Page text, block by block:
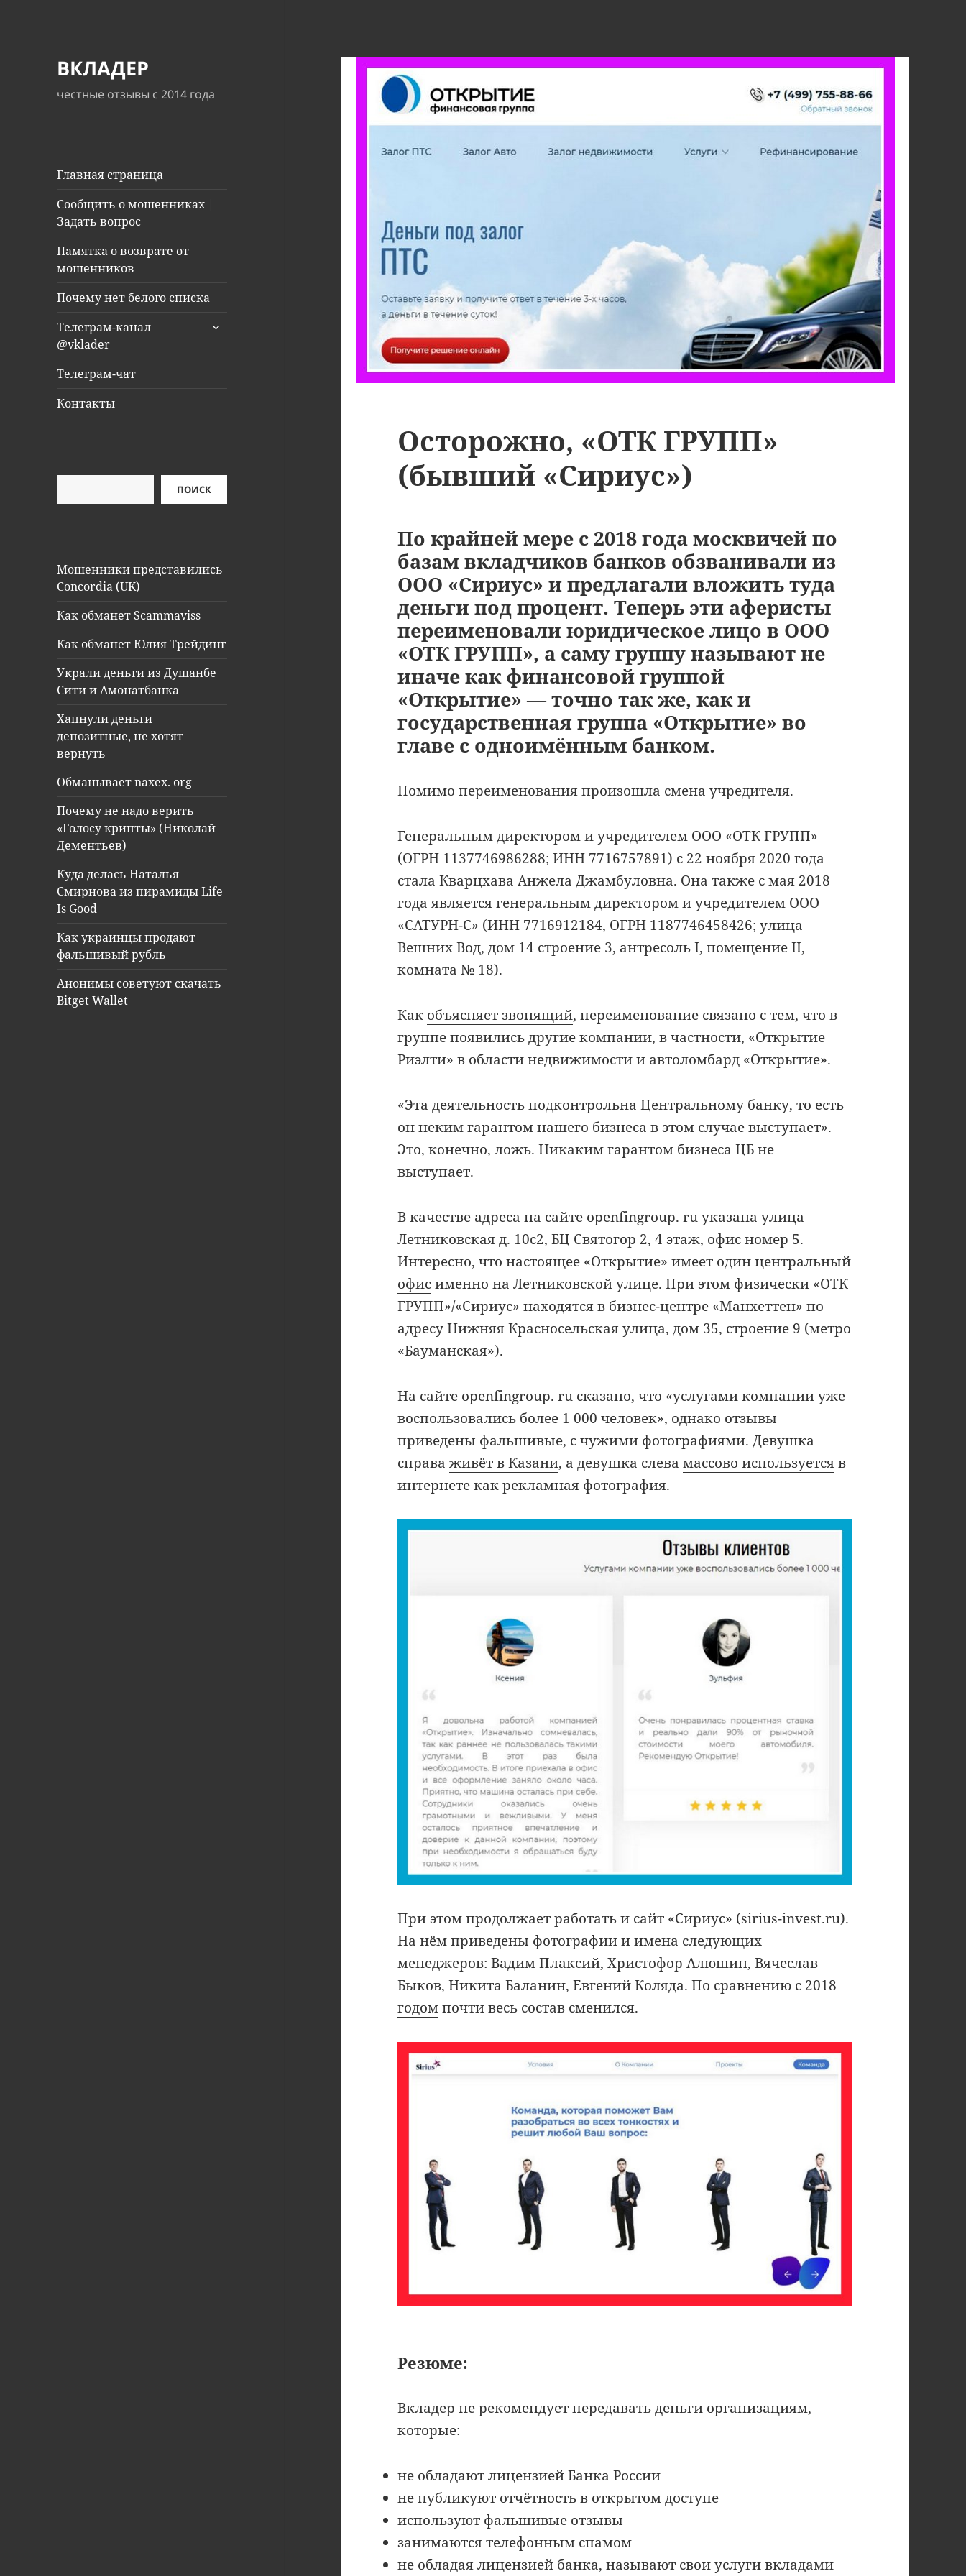
ВКЛАДЕР
честные отзывы с 2014 года
Главная страница
Сообщить о мошенниках |
Задать вопрос
Памятка о возврате от
мошенников
Почему нет белого списка
Телеграм-канал
@vklader
раскрыть
Телеграм-чат
Контакты
ПОИСК
Мошенники представились
Concordia (UK)
Как обманет Scammaviss
Как обманет Юлия Трейдинг
Украли деньги из Душанбе
Сити и Амонатбанка
Хапнули деньги
депозитные, не хотят
вернуть
Обманывает naxex. org
Почему не надо верить
«Голосу крипты» (Николай
Дементьев)
Куда делась Наталья
Смирнова из пирамиды Life
Is Good
Как украинцы продают
фальшивый рубль
Анонимы советуют скачать
Bitget Wallet
Осторожно, «ОТК ГРУПП»
(бывший «Сириус»)
По крайней мере с 2018 года москвичей по
базам вкладчиков банков обзванивали из
ООО «Сириус» и предлагали вложить туда
деньги под процент. Теперь эти аферисты
переименовали юридическое лицо в ООО
«ОТК ГРУПП», а саму группу называют не
иначе как финансовой группой
«Открытие» — точно так же, как и
государственная группа «Открытие» во
главе с одноимённым банком.
Помимо переименования произошла смена учредителя.
Генеральным директором и учредителем ООО «ОТК ГРУПП»
(ОГРН 1137746986288; ИНН 7716757891) с 22 ноября 2020 года
стала Кварцхава Анжела Джамбуловна. Она также с мая 2018
года является генеральным директором и учредителем ООО
«САТУРН-С» (ИНН 7716912184, ОГРН 1187746458426; улица
Вешних Вод, дом 14 строение 3, антресоль I, помещение II,
комната № 18).
Как объясняет звонящий, переименование связано с тем, что в
группе появились другие компании, в частности, «Открытие
Риэлти» в области недвижимости и автоломбард «Открытие».
«Эта деятельность подконтрольна Центральному банку, то есть
он неким гарантом нашего бизнеса в этом случае выступает».
Это, конечно, ложь. Никаким гарантом бизнеса ЦБ не
выступает.
В качестве адреса на сайте openfingroup. ru указана улица
Летниковская д. 10с2, БЦ Святогор 2, 4 этаж, офис номер 5.
Интересно, что настоящее «Открытие» имеет одинцентральный
офисименно на Летниковской улице. При этом физически «ОТК
ГРУПП»/«Сириус» находятся в бизнес-центре «Манхеттен» по
адресу Нижняя Красносельская улица, дом 35, строение 9 (метро
«Бауманская»).
На сайте openfingroup. ru сказано, что «услугами компании уже
воспользовались более 1 000 человек», однако отзывы
приведены фальшивые, с чужими фотографиями. Девушка
справаживёт в Казани, а девушка слевамассово используетсяв
интернете как рекламная фотография.
При этом продолжает работать и сайт «Сириус» (sirius-invest.ru).
На нём приведены фотографии и имена следующих
менеджеров: Вадим Плаксий, Христофор Алюшин, Вячеслав
Быков, Никита Баланин, Евгений Коляда.По сравнению с 2018
годомпочти весь состав сменился.
Резюме:
Вкладер не рекомендует передавать деньги организациям,
которые:
не обладают лицензией Банка России
не публикуют отчётность в открытом доступе
используют фальшивые отзывы
занимаются телефонным спамом
не обладая лицензией банка, называют свои услуги вкладами